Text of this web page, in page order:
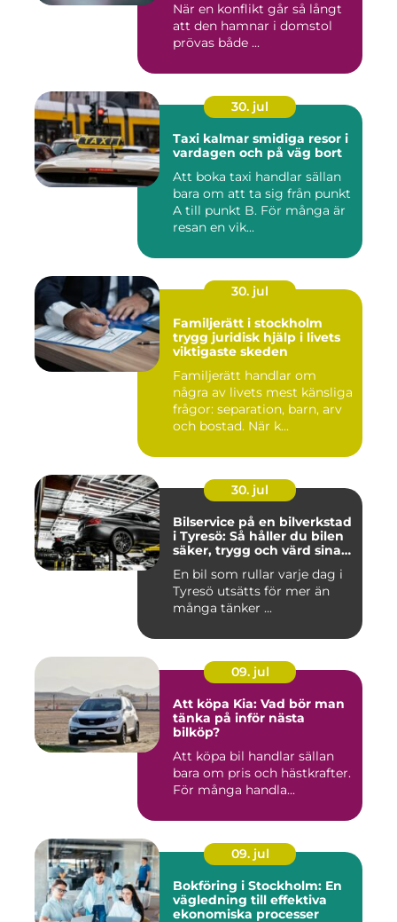
När en konflikt går så långt
att den hamnar i domstol
prövas både ...
30. jul
Taxi kalmar smidiga resor i
vardagen och på väg bort
Att boka taxi handlar sällan
bara om att ta sig från punkt
A till punkt B. För många är
resan en vik...
30. jul
Familjerätt i stockholm
trygg juridisk hjälp i livets
viktigaste skeden
Familjerätt handlar om
några av livets mest känsliga
frågor: separation, barn, arv
och bostad. När k...
30. jul
Bilservice på en bilverkstad
i Tyresö: Så håller du bilen
säker, trygg och värd sina
En bil som rullar varje dag i
Tyresö utsätts för mer än
många tänker ...
09. jul
Att köpa Kia: Vad bör man
tänka på inför nästa
bilköp?
Att köpa bil handlar sällan
bara om pris och hästkrafter.
För många handla...
09. jul
Bokföring i Stockholm: En
vägledning till effektiva
ekonomiska processer